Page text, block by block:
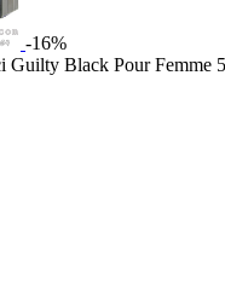
-16%
Black Pour Femme